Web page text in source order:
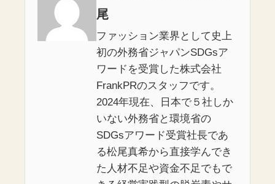
尾
ファッション業界として史上
初の外務省ジャパンSDGsア
ワードを受賞した株式会社
FrankPRのスタッフです。
2024年現在、日本で５社しか
いない外務省と環境省の
SDGsアワード受賞社長であ
る松尾真希から直接学んでき
た人材不足や資金不足でもで